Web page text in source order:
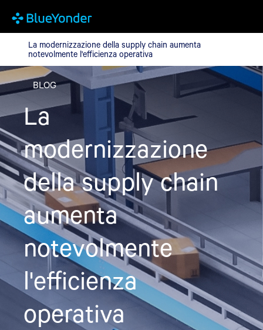
La modernizzazione della supply chain aumenta notevolmente
La modernizzazione della supply chain aumenta
notevolmente l'efficienza operativa
BLOG
La
modernizzazione
della supply chain
aumenta
notevolmente
l'efficienza
operativa